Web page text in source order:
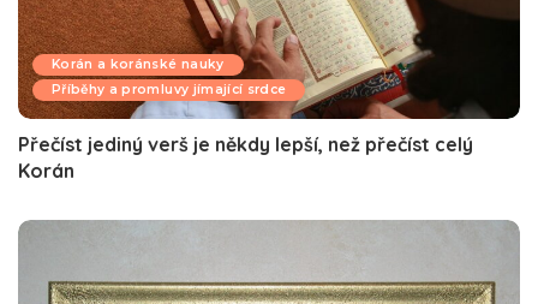
Korán a koránské nauky
Příběhy a promluvy jímající srdce
Přečíst jediný verš je někdy lepší, než přečíst celý
Korán